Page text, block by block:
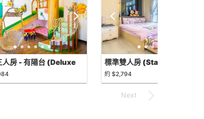
人房 - 有陽台 (Deluxe
Room with balcony)
標準雙人房 (Standard Double
Room)
約 $2,794